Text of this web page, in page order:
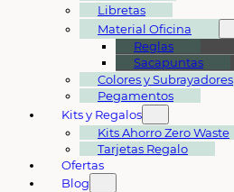
Libretas
Material Oficina
Reglas
Sacapuntas
Colores y Subrayadores
Pegamentos
Kits y Regalos
Kits Ahorro Zero Waste
Tarjetas Regalo
Ofertas
Blog